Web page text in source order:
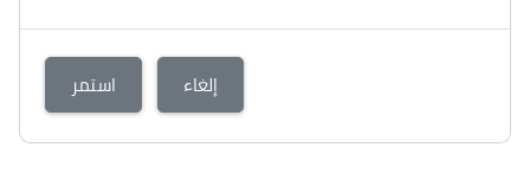
إلغاء استمر